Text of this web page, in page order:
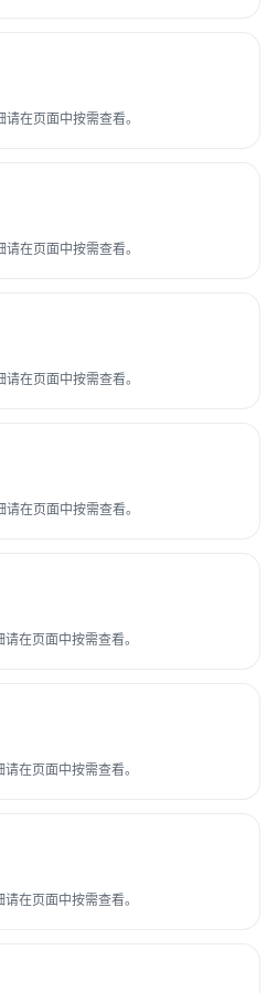
在页面中按需查看。
在页面中按需查看。
在页面中按需查看。
在页面中按需查看。
在页面中按需查看。
在页面中按需查看。
在页面中按需查看。